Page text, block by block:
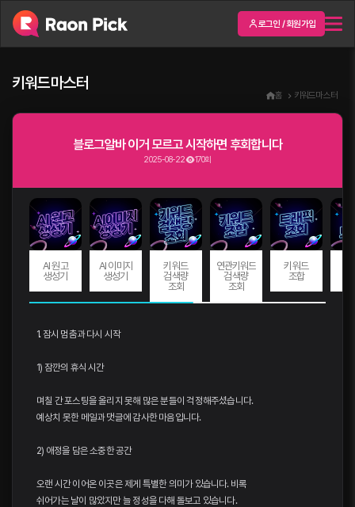
로그인 / 회원가입
키워드마스터
홈 키워드마스터
블로그알바 이거 모르고 시작하면 후회합니다
2025-08-22 170회
AI 원고
생성기
AI 이미지
생성기
키워드
검색량
조회
연관키워드
검색량
조회
키워드
조합
1. 잠시 멈춤과 다시 시작
1) 잠깐의 휴식 시간
며칠 간 포스팅을 올리지 못해 많은 분들이 걱정해주셨습니다.
예상치 못한 메일과 댓글에 감사한 마음입니다.
2) 애정을 담은 소중한 공간
오랜 시간 이어온 이곳은 제게 특별한 의미가 있습니다. 비록
쉬어가는 날이 많았지만 늘 정성을 다해 돌보고 있습니다.